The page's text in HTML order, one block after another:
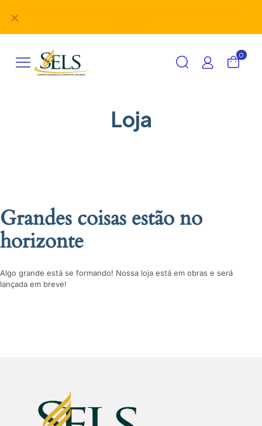
✕
0
Loja
Grandes coisas estão no
horizonte
Algo grande está se formando! Nossa loja está em obras e será
lançada em breve!